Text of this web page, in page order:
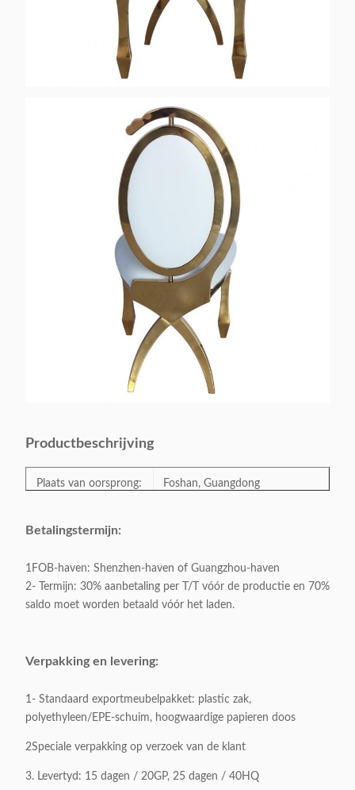
Productbeschrijving
Plaats van oorsprong: Foshan, Guangdong
Modelnummer:
Categorie: Stoel voor evenementen
Frame kleur:
Productgrootte: Als monster
Bruto gewicht: 6 KGS / stuk
Oppervlakte
Betalingstermijn:
1FOB-haven: Shenzhen-haven of Guangzhou-haven
2- Termijn: 30% aanbetaling per T/T vóór de productie en 70%
saldo moet worden betaald vóór het laden.
Verpakking en levering:
1- Standaard exportmeubelpakket: plastic zak,
polyethyleen/EPE-schuim, hoogwaardige papieren doos
2Speciale verpakking op verzoek van de klant
3. Levertyd: 15 dagen / 20GP, 25 dagen / 40HQ